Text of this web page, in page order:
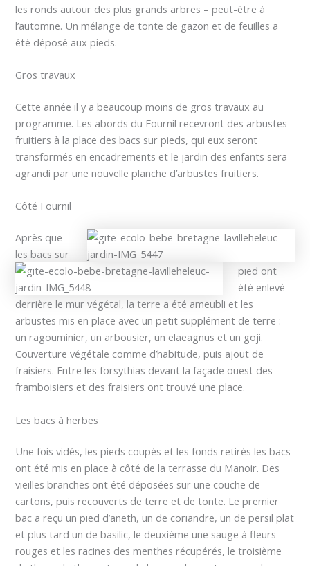
les ronds autour des plus grands arbres – peut-être à
l’automne. Un mélange de tonte de gazon et de feuilles a
été déposé aux pieds.
Gros travaux
Cette année il y a beaucoup moins de gros travaux au
programme. Les abords du Fournil recevront des arbustes
fruitiers à la place des bacs sur pieds, qui eux seront
transformés en encadrements et le jardin des enfants sera
agrandi par une nouvelle planche d’arbustes fruitiers.
Côté Fournil
Après que
les bacs sur
pied ont
été enlevé
derrière le mur végétal, la terre a été ameubli et les
arbustes mis en place avec un petit supplément de terre :
un ragouminier, un arbousier, un elaeagnus et un goji.
Couverture végétale comme d’habitude, puis ajout de
fraisiers. Entre les forsythias devant la façade ouest des
framboisiers et des fraisiers ont trouvé une place.
Les bacs à herbes
Une fois vidés, les pieds coupés et les fonds retirés les bacs
ont été mis en place à côté de la terrasse du Manoir. Des
vieilles branches ont été déposées sur une couche de
cartons, puis recouverts de terre et de tonte. Le premier
bac a reçu un pied d’aneth, un de coriandre, un de persil plat
et plus tard un de basilic, le deuxième une sauge à fleurs
rouges et les racines des menthes récupérés, le troisième